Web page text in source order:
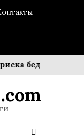
бедности
.com